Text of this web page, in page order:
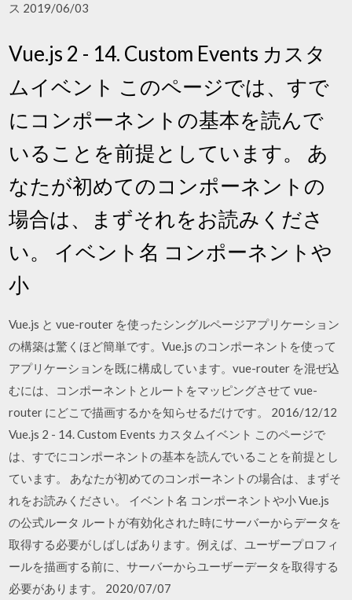
ス 2019/06/03
Vue.js 2 - 14. Custom Events カスタ
ムイベント このページでは、すで
にコンポーネントの基本を読んで
いることを前提としています。 あ
なたが初めてのコンポーネントの
場合は、まずそれをお読みくださ
い。 イベント名 コンポーネントや
小
Vue.js と vue-router を使ったシングルページアプリケーション
の構築は驚くほど簡単です。Vue.js のコンポーネントを使って
アプリケーションを既に構成しています。vue-router を混ぜ込
むには、コンポーネントとルートをマッピングさせて vue-
router にどこで描画するかを知らせるだけです。 2016/12/12
Vue.js 2 - 14. Custom Events カスタムイベント このページで
は、すでにコンポーネントの基本を読んでいることを前提とし
ています。 あなたが初めてのコンポーネントの場合は、まずそ
れをお読みください。 イベント名 コンポーネントや小 Vue.js
の公式ルータ ルートが有効化された時にサーバーからデータを
取得する必要がしばしばあります。例えば、ユーザープロフィ
ールを描画する前に、サーバーからユーザーデータを取得する
必要があります。 2020/07/07